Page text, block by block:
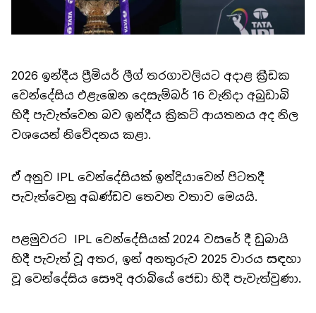
2026 ඉන්දීය ප්‍රීමියර් ලීග් තරගාවලියට අදාළ ක්‍රීඩක
වෙන්දේසිය එළැඹෙන දෙසැම්බර් 16 වැනිදා අබුඩාබි
හිදී පැවැත්වෙන බව ඉන්දීය ක්‍රිකට් ආයතනය අද නිල
වශයෙන් නිවේදනය කළා.
ඒ අනුව IPL වෙන්දේසියක් ඉන්දියාවෙන් පිටතදී
පැවැත්වෙනු අඛණ්ඩව තෙවන වතාව මෙයයි.
පළමුවරට IPL වෙන්දේසියක් 2024 වසරේ දී ඩුබායි
හිදී පැවැත් වූ අතර, ඉන් අනතුරුව 2025 වාරය සඳහා
වූ වෙන්දේසිය සෞදි අරාබියේ ජෙඩා හිදී පැවැත්වුණා.